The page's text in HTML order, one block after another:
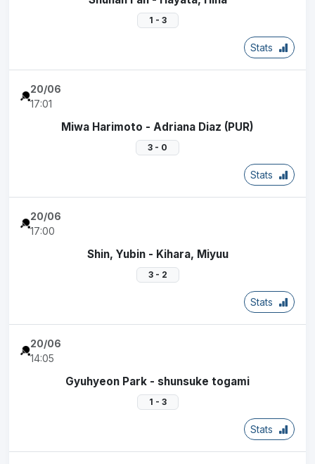
1 - 3
Stats
20/06
17:01
Miwa Harimoto - Adriana Diaz (PUR)
3 - 0
Stats
20/06
17:00
Shin, Yubin - Kihara, Miyuu
3 - 2
Stats
20/06
14:05
Gyuhyeon Park - shunsuke togami
1 - 3
Stats